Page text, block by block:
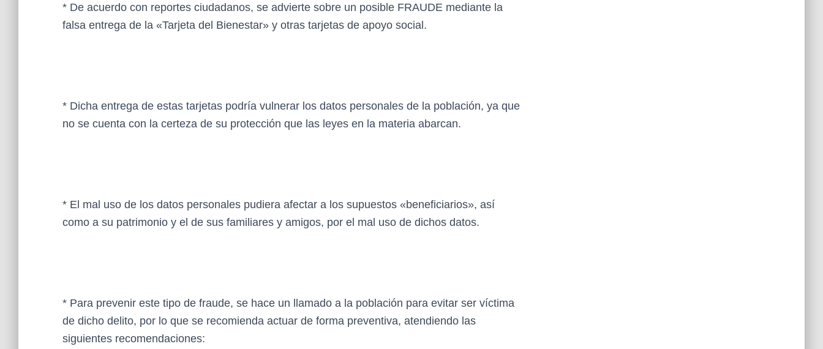
* De acuerdo con reportes ciudadanos, se advierte sobre un posible FRAUDE mediante la
falsa entrega de la «Tarjeta del Bienestar» y otras tarjetas de apoyo social.
* Dicha entrega de estas tarjetas podría vulnerar los datos personales de la población, ya que
no se cuenta con la certeza de su protección que las leyes en la materia abarcan.
* El mal uso de los datos personales pudiera afectar a los supuestos «beneficiarios», así
como a su patrimonio y el de sus familiares y amigos, por el mal uso de dichos datos.
* Para prevenir este tipo de fraude, se hace un llamado a la población para evitar ser víctima
de dicho delito, por lo que se recomienda actuar de forma preventiva, atendiendo las
siguientes recomendaciones: